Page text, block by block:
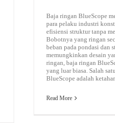
Baja ringan BlueScope
para pelaku industri
efisiensi struktur tanpa
Bobotnya yang ringan
beban pada pondasi dan
memungkinkan desain
ringan, baja ringan
yang luar biasa. Salah
BlueScope adalah
Read More